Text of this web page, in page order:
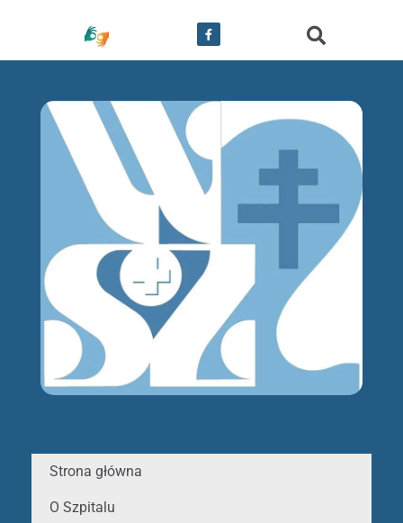
Strona główna
O Szpitalu